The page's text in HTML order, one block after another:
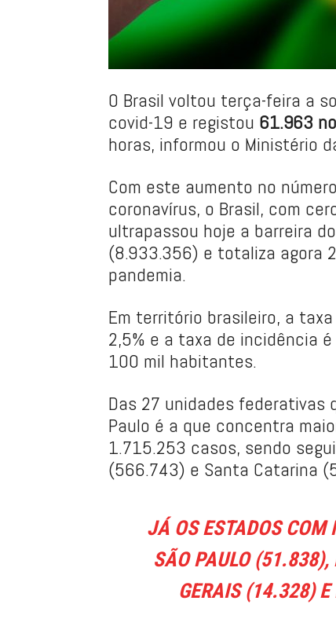
O Brasil voltou terça-feira a
covid-19 e registou 61.963
horas, informou o Ministério
Com este aumento no
coronavírus, o Brasil, com
ultrapassou hoje a barreira
(8.933.356) e totaliza agora
pandemia.
Em território brasileiro, a
2,5% e a taxa de incidência
100 mil habitantes.
Das 27 unidades federativas
Paulo é a que concentra
1.715.253 casos, sendo
(566.743) e Santa Catarina
JÁ OS ESTADOS COM
SÃO PAULO
GERAIS (14.328)